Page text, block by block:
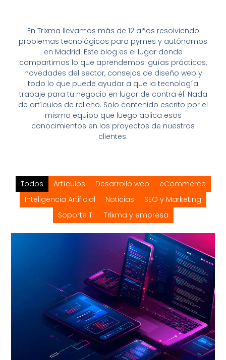
En Trixma llevamos más de 12 años resolviendo
problemas tecnológicos para pymes y autónomos
en Madrid. Este blog es el lugar donde
compartimos lo que aprendemos: guías prácticas,
novedades del sector, consejos de diseño web y
todo lo que puede ayudar a que la tecnología
trabaje para tu negocio en lugar de contra él. Nada
de artículos de relleno. Solo contenido escrito por el
mismo equipo que luego aplica esos
conocimientos en los proyectos de nuestros
clientes.
Todos Artículos Desarrollo web
eCommerce
Inteligencia Artificial
Noticias
SEO y Marketing
Soporte TI
Trixma y empresa